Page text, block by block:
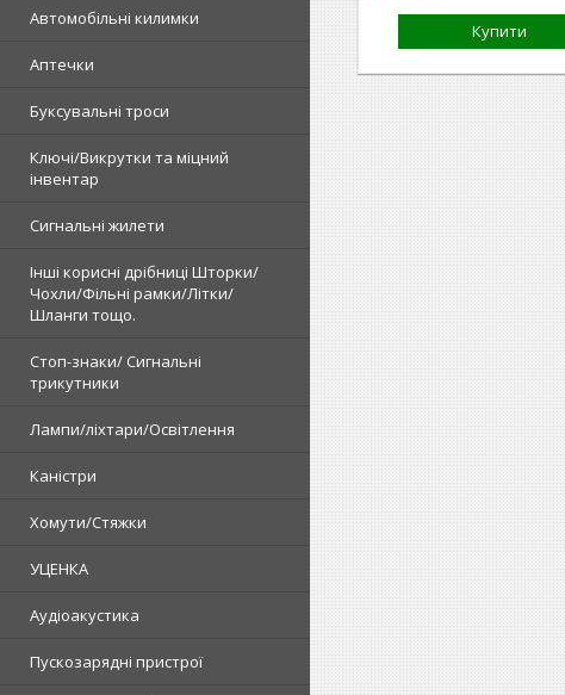
Автомобільні килимки
Аптечки
Буксувальні троси
Ключі/Викрутки та міцний
інвентар
Сигнальні жилети
Інші корисні дрібниці Шторки/
Чохли/Фільні рамки/Літки/
Шланги тощо.
Стоп-знаки/ Сигнальні
трикутники
Лампи/ліхтари/Освітлення
Каністри
Хомути/Стяжки
УЦЕНКА
Аудіоакустика
Пускозарядні пристрої
Купити